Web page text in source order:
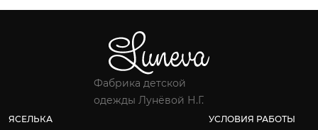
Фабрика детской
одежды Лунёвой Н.Г.
ЯСЕЛЬКА УСЛОВИЯ РАБОТЫ